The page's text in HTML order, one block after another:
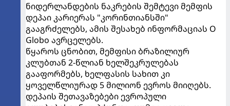
ნიდერლანდების ნაკრების შემტევი მემფის
დეპაი კარიერას "კორინთიანსში"
გააგრძელებს, ამის შესახებ ინფორმაციას O
Globo ავრცელებს.
წყაროს ცნობით, მემფისი ბრაზილიურ
კლუბთან 2-წლიან ხელშეკრულებას
გააფორმებს, ხელფასის სახით კი
ყოველწლიურად 5 მილიონ ევროს მიიღებს.
დეპაის შეთავაზებები ევროპული